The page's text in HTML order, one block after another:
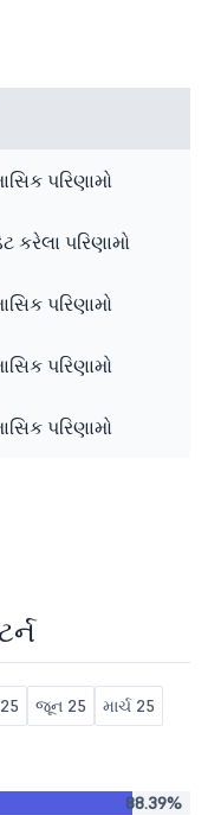
પરિણામો
કરેલા પરિણામો
પરિણામો
પરિણામો
પરિણામો
જૂન 25 માર્ચ 25
88.39%